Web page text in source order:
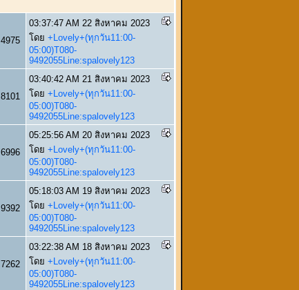
4975
03:37:47 AM 22 สิงหาคม 2023
โดย +Lovely+(ทุกวัน11:00-
05:00)T080-
9492055Line:spalovely123
8101
03:40:42 AM 21 สิงหาคม 2023
โดย +Lovely+(ทุกวัน11:00-
05:00)T080-
9492055Line:spalovely123
6996
05:25:56 AM 20 สิงหาคม 2023
โดย +Lovely+(ทุกวัน11:00-
05:00)T080-
9492055Line:spalovely123
9392
05:18:03 AM 19 สิงหาคม 2023
โดย +Lovely+(ทุกวัน11:00-
05:00)T080-
9492055Line:spalovely123
7262
03:22:38 AM 18 สิงหาคม 2023
โดย +Lovely+(ทุกวัน11:00-
05:00)T080-
9492055Line:spalovely123